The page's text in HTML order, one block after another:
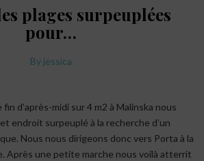
plages surpeuplées
pour…
By jessica
d’après-midi sur 4 m2 à Malinska nous
endroit surpeuplé à la recherche d’un
Nous nous dirigeons donc vers Porta à la
Après une petite marche nous voilà atterrit